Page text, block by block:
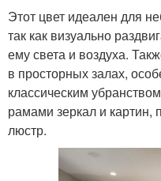
Этот цвет идеален для
так как визуально
ему света и воздуха.
в просторных залах,
классическим
рамами зеркал и картин,
люстр.